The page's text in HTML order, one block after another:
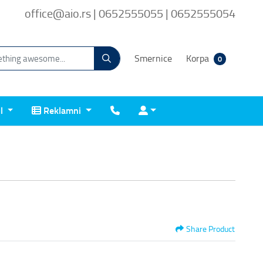
office@aio.rs | 0652555055 | 0652555054
Smernice Korpa 0
Reklamni
Reklamni KontaktPrijava
Share Product